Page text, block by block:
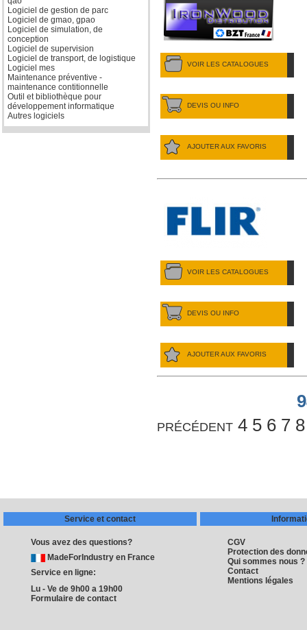
Logiciel de gestion de parc
Logiciel de gmao, gpao
Logiciel de simulation, de
conception
Logiciel de supervision
Logiciel de transport, de logistique
Logiciel mes
Maintenance préventive -
maintenance contitionnelle
Outil et bibliothèque pour
développement informatique
Autres logiciels
VOIR LES CATALOGUES
DEVIS OU INFO
AJOUTER AUX FAVORIS
VOIR LES CATALOGUES
DEVIS OU INFO
AJOUTER AUX FAVORIS
précédent 4 5 6 7 8
Service et contact
Vous avez des questions?
MadeForIndustry en France
Service en ligne:
Lu - Ve de 9h00 a 19h00
Formulaire de contact
CGV
Protection des
Qui sommes nous ?
Contact
Mentions légales